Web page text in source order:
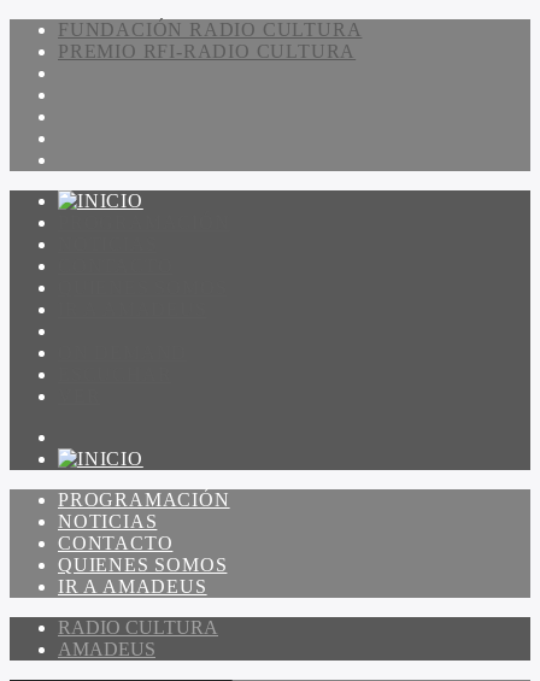
FUNDACIÓN RADIO CULTURA
PREMIO RFI-RADIO CULTURA
PROGRAMACIÓN
NOTICIAS
CONTACTO
QUIENES SOMOS
IR A AMADEUS
RADIO CULTURA
AMADEUS